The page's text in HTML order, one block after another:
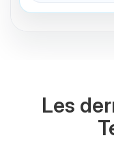
Les